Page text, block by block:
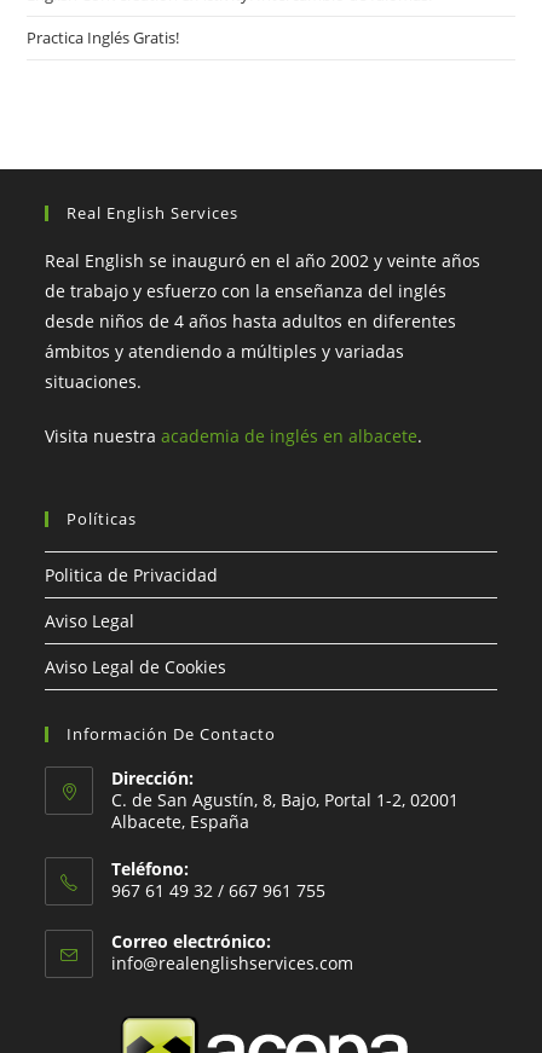
Practica Inglés Gratis!
Real English Services
Real English se inauguró en el año 2002 y veinte años
de trabajo y esfuerzo con la enseñanza del inglés
desde niños de 4 años hasta adultos en diferentes
ámbitos y atendiendo a múltiples y variadas
situaciones.
Visita nuestraacademia de inglés en albacete.
Políticas
Politica de Privacidad
Aviso Legal
Aviso Legal de Cookies
Información De Contacto
Dirección:
C. de San Agustín, 8, Bajo, Portal 1-2, 02001
Albacete, España
Teléfono:
967 61 49 32 / 667 961 755
Correo electrónico:
info@realenglishservices.com